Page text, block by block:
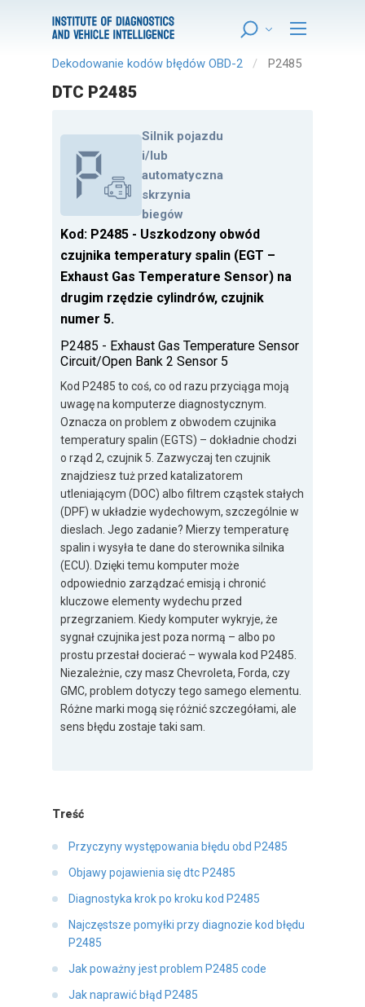
Dekodowanie kodów błędów OBD-2 P2485
DTC P2485
Silnik pojazdu
i/lub
automatyczna
skrzynia
biegów
Kod: P2485 - Uszkodzony obwód
czujnika temperatury spalin (EGT –
Exhaust Gas Temperature Sensor) na
drugim rzędzie cylindrów, czujnik
numer 5.
P2485 - Exhaust Gas Temperature Sensor
Circuit/Open Bank 2 Sensor 5
Kod P2485 to coś, co od razu przyciąga moją
uwagę na komputerze diagnostycznym.
Oznacza on problem z obwodem czujnika
temperatury spalin (EGTS) – dokładnie chodzi
o rząd 2, czujnik 5. Zazwyczaj ten czujnik
znajdziesz tuż przed katalizatorem
utleniającym (DOC) albo filtrem cząstek stałych
(DPF) w układzie wydechowym, szczególnie w
dieslach. Jego zadanie? Mierzy temperaturę
spalin i wysyła te dane do sterownika silnika
(ECU). Dzięki temu komputer może
odpowiednio zarządzać emisją i chronić
kluczowe elementy wydechu przed
przegrzaniem. Kiedy komputer wykryje, że
sygnał czujnika jest poza normą – albo po
prostu przestał docierać – wywala kod P2485.
Niezależnie, czy masz Chevroleta, Forda, czy
GMC, problem dotyczy tego samego elementu.
Różne marki mogą się różnić szczegółami, ale
sens błędu zostaje taki sam.
Treść
Przyczyny występowania błędu obd P2485
Objawy pojawienia się dtc P2485
Diagnostyka krok po kroku kod P2485
Najczęstsze pomyłki przy diagnozie kod błędu
P2485
Jak poważny jest problem P2485 code
Jak naprawić błąd P2485